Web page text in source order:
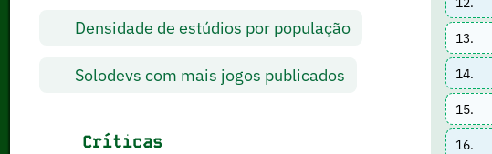
Densidade de estúdios por população
Solodevs com mais jogos publicados
Críticas
13.
14.
15.
16.